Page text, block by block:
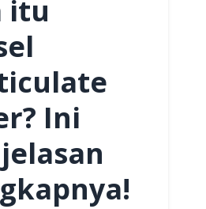
itu
Ini